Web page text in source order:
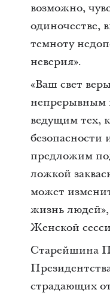
возможно,
одиночестве,
темноту
неверия».
«Ваш свет
непрерывным
ведущим тех,
предложим
ложкой
может
жизнь людей»,
Женской
Старейшина
страдающих